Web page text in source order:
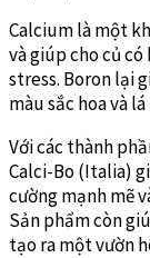
Calcium là một
và giúp cho củ
stress. Boron lại
màu sắc hoa và
Với các thành
Calci-Bo (Italia)
cường mạnh mẽ
Sản phẩm còn
tạo ra một vườn